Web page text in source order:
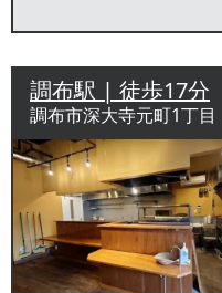
調布駅 | 徒歩17分
調布市深大寺元町1丁目